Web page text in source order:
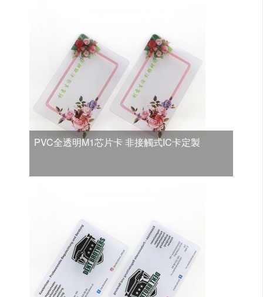
PVC全透明M1芯片卡 非接觸式IC卡定製